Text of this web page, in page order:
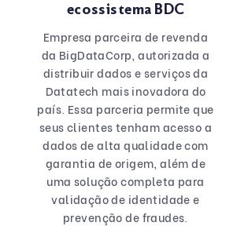
ecossistema BDC
Empresa parceira de revenda
da BigDataCorp, autorizada a
distribuir dados e serviços da
Datatech mais inovadora do
país. Essa parceria permite que
seus clientes tenham acesso a
dados de alta qualidade com
garantia de origem, além de
uma solução completa para
validação de identidade e
prevenção de fraudes.